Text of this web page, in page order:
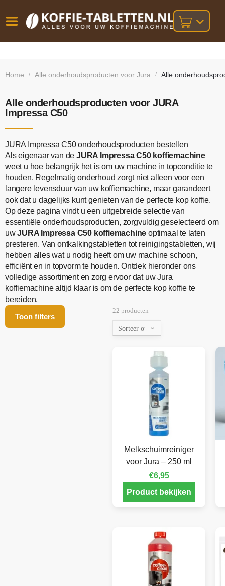
besteld,
bij orders
Home / Alle onderhoudsproducten voor Jura / Alle
Alle onderhoudsproducten voor JURA
Impressa C50
JURA Impressa C50 onderhoudsproducten bestellen
Als eigenaar van de JURA Impressa C50 koffiemachine
weet u hoe belangrijk het is om uw machine in topconditie te
houden. Regelmatig onderhoud zorgt niet alleen voor een
langere levensduur van uw koffiemachine, maar garandeert
ook dat u dagelijks kunt genieten van de perfecte kop koffie.
Op deze pagina vindt u een uitgebreide selectie van
essentiële onderhoudsproducten, zorgvuldig geselecteerd om
uwJURA Impressa C50 koffiemachine optimaal te laten
presteren. Van ontkalkingstabletten tot reinigingstabletten, wij
hebben alles wat u nodig heeft om uw machine schoon,
efficiënt en in topvorm te houden. Ontdek hieronder ons
volledige assortiment en zorg ervoor dat uw Jura
koffiemachine altijd klaar is om de perfecte kop koffie te
bereiden.
Toon filters
22 producten
Melkschuimreiniger
voor Jura – 250 ml
€6,95
Product bekijken